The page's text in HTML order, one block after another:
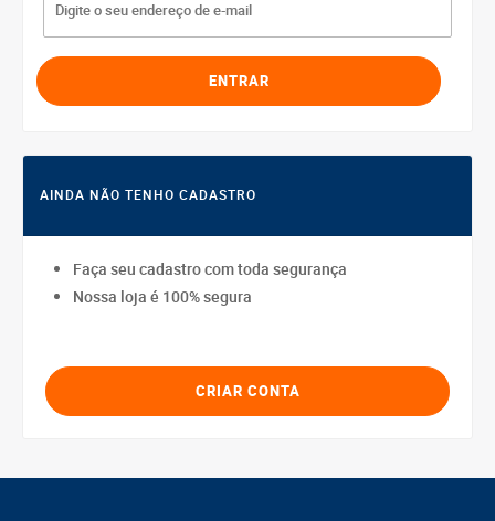
AINDA NÃO TENHO CADASTRO
Faça seu cadastro com toda segurança
Nossa loja é 100% segura
CRIAR CONTA